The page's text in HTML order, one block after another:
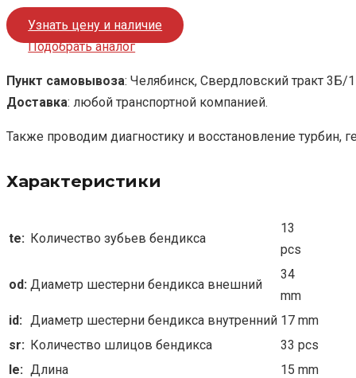
Узнать цену и наличие
Подобрать аналог
Пункт самовывоза: Челябинск, Свердловский тракт 3Б/1
Доставка: любой транспортной компанией.
Также проводим диагностику и восстановление турбин,
Характеристики
te: Количество зубьев бендикса
13
pcs
od: Диаметр шестерни бендикса внешний
34
mm
id: Диаметр шестерни бендикса внутренний 17 mm
sr: Количество шлицов бендикса
33 pcs
le: Длина
15 mm